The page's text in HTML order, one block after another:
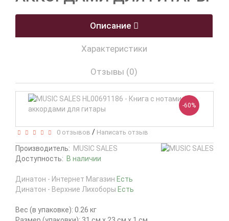
Описание
Характеристики
Отзывы (0)
-60%
0 отзывов / Написать отзыв
Производитель: MUSIC SALES
Доступность: В наличии
Динатон - Интернет Магазин Есть
Динатон - Верхние Лихоборы Есть
Вес (в упаковке): 0.26 кг